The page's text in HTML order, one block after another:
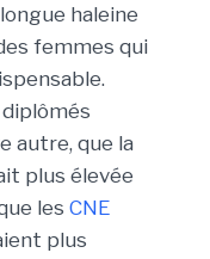
haleine
femmes qui
autre, que la
plus élevée
les CNE
plus